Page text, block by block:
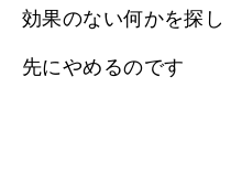
効果のない何かを探し
先にやめるのです